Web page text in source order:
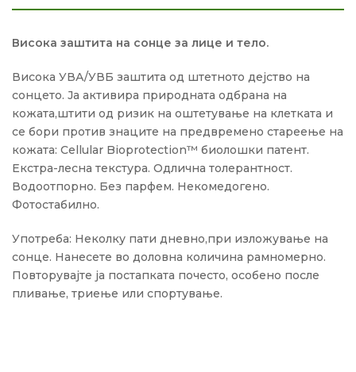
Висока заштита на сонце за лице и тело.
Висока УВА/УВБ заштита од штетното дејство на
сонцето. Ја активира природната одбрана на
кожата,штити од ризик на оштетување на клетката и
се бори против знаците на предвремено стареење на
кожата: Cellular Bioprotection™ биолошки патент.
Екстра-лесна текстура. Одлична толерантност.
Водоотпорно. Без парфем. Некомедогено.
Фотостабилно.
Употреба: Неколку пати дневно,при изложување на
сонце. Нанесете во доловна количина рамномерно.
Повторувајте ја постапката почесто, особено после
пливање, триење или спортување.